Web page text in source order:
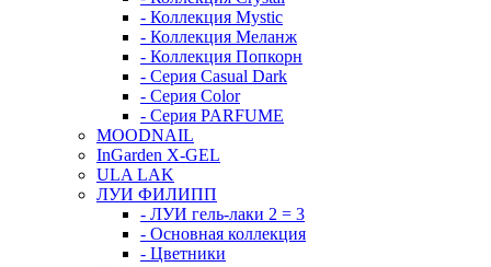
- Коллекция Mystic
- Коллекция Меланж
- Коллекция Попкорн
- Серия Casual Dark
- Серия Color
- Серия PARFUME
MOODNAIL
InGarden X-GEL
ULA LAK
ЛУИ ФИЛИПП
- ЛУИ гель-лаки 2 = 3
- Основная коллекция
- Цветники